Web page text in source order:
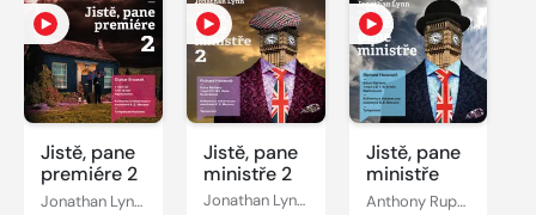
Jistě, pane
premiére 2
Jonathan Lynn, Antony Rupert Jay
Jistě, pane
ministře 2
Jonathan Lynn, Anthony Rupert Jay
Jistě, pane
ministře
Anthony Rupert Jay, Jonathan Lynn